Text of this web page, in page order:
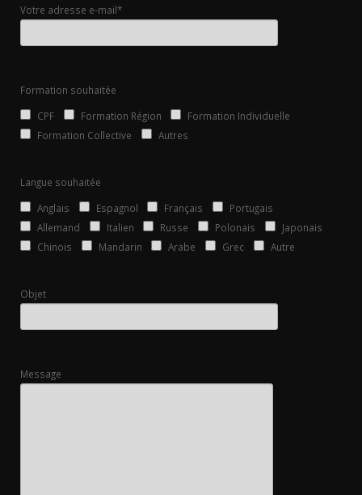
Votre adresse e-mail*
Formation souhaitée
CPF
Formation Région
Formation Individuelle
Formation Collective
Autres
Langue souhaitée
Anglais
Espagnol Français
Portugais
Allemand
Italien Russe Polonais
Japonais
Chinois
Mandarin Arabe Grec Autre
Objet
Message